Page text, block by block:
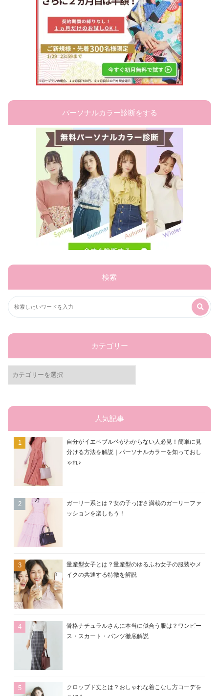
パーソナルカラー診断をする
検索
カテゴリー
カ
テ
リ
人気記事
自分がイエベブルベがわからない人必見！簡単に見
分ける方法を解説｜パーソナルカラーを知っておし
ゃれ♪
ガーリー系とは？女の子っぽさ満載のガーリーファ
ッションを楽しもう！
量産型女子とは？量産型のゆるふわ女子の服装やメ
イクの共通する特徴を解説
骨格ナチュラルさんに本当に似合う服は？ワンピー
ス・スカート・パンツ徹底解説
クロップド丈とは？おしゃれな着こなし方コーデを